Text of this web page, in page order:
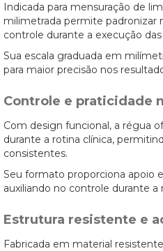
Indicada para mensuração de
milimetrada permite padronizar
controle durante a execução
Sua escala graduada em
para maior precisão nos
Controle e praticidade
Com design funcional, a régua
durante a rotina clínica,
consistentes.
Seu formato proporciona apoio
auxiliando no controle durante a
Estrutura resistente e
Fabricada em material